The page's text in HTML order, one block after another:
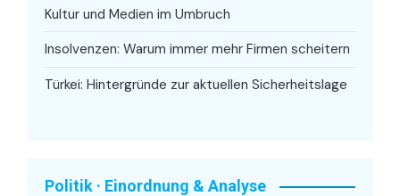
Kultur und Medien im Umbruch
Insolvenzen: Warum immer mehr Firmen scheitern
Türkei: Hintergründe zur aktuellen Sicherheitslage
Politik · Einordnung & Analyse